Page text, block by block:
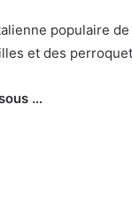
populaire
et des
…